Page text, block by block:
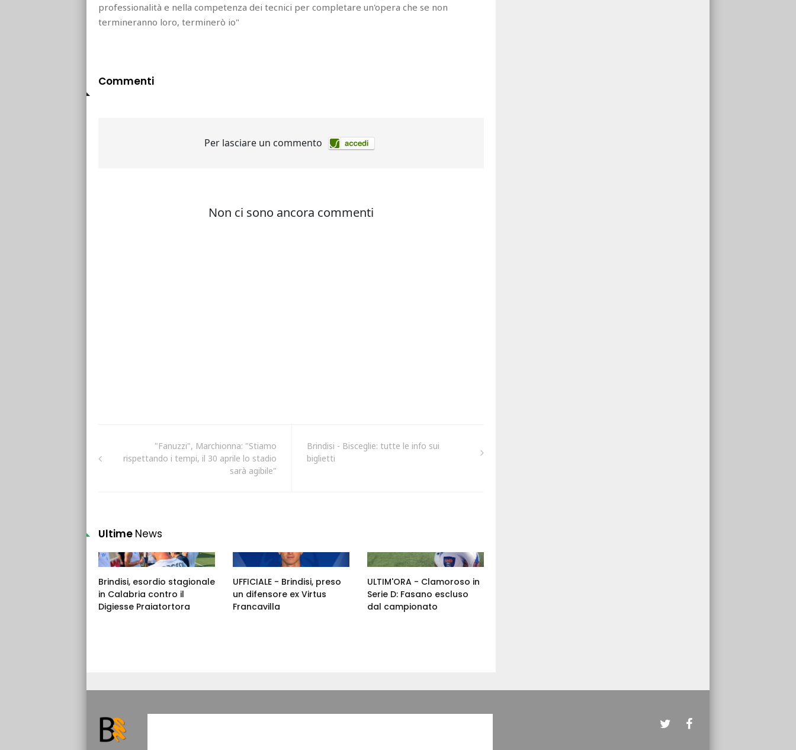
professionalità e nella competenza dei tecnici per completare un'opera che se non
termineranno loro, terminerò io"
Commenti
"Fanuzzi", Marchionna: "Stiamo
rispettando i tempi, il 30 aprile lo stadio
sarà agibile"
Brindisi - Bisceglie: tutte le info sui
biglietti
Ultime News
Brindisi, esordio stagionale
in Calabria contro il
Digiesse Praiatortora
UFFICIALE - Brindisi, preso
un difensore ex Virtus
Francavilla
ULTIM'ORA - Clamoroso in
Serie D: Fasano escluso
dal campionato